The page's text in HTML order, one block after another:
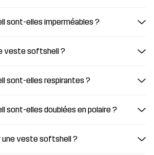
sont-elles imperméables ?
veste softshell ?
sont-elles respirantes ?
sont-elles doublées en polaire ?
une veste softshell ?